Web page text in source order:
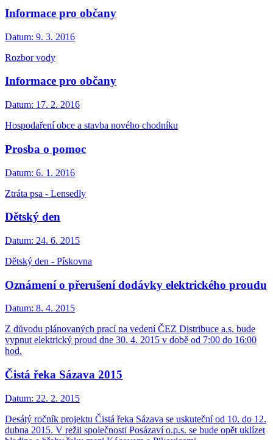
Informace pro občany
Datum: 9. 3. 2016
Rozbor vody
Informace pro občany
Datum: 17. 2. 2016
Hospodaření obce a stavba nového chodníku
Prosba o pomoc
Datum: 6. 1. 2016
Ztráta psa - Lensedly
Dětský den
Datum: 24. 6. 2015
Dětský den - Pískovna
Oznámení o přerušení dodávky elektrického proudu
Datum: 8. 4. 2015
Z důvodu plánovaných prací na vedení ČEZ Distribuce a.s. bude
vypnut elektrický proud dne 30. 4. 2015 v době od 7:00 do 16:00
hod.
Čistá řeka Sázava 2015
Datum: 22. 2. 2015
Desátý ročník projektu Čistá řeka Sázava se uskuteční od 10. do 12.
dubna 2015. V režii společnosti Posázaví o.p.s. se bude opět uklízet